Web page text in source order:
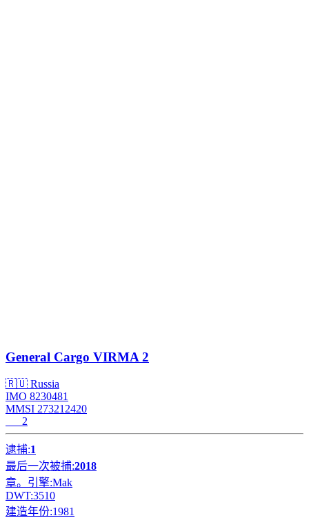
General Cargo VIRMA 2
🇷🇺 Russia
IMO 8230481
MMSI 273212420
2
逮捕:1
最后一次被捕:2018
章。引擎:Mak
DWT:3510
建造年份:1981